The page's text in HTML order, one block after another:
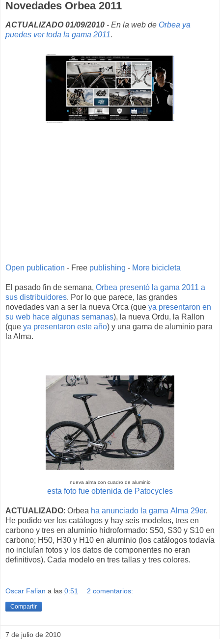
Novedades Orbea 2011
ACTUALIZADO 01/09/2010 - En la web de Orbea ya
puedes ver toda la gama 2011.
Open publication - Free publishing - More bicicleta
El pasado fin de semana, Orbea presentó la gama 2011 a
sus distribuidores. Por lo que parece, las grandes
novedades van a ser la nueva Orca (que ya presentaron en
su web hace algunas semanas), la nueva Ordu, la Rallon
(que ya presentaron este año) y una gama de aluminio para
la Alma.
nueva alma con cuadro de aluminio
esta foto fue obtenida de Patocycles
ACTUALIZADO: Orbea ha anunciado la gama Alma 29er.
He podido ver los catálogos y hay seis modelos, tres en
carbono y tres en aluminio hidroformado: S50, S30 y S10 en
carbono; H50, H30 y H10 en aluminio (los catálogos todavía
no incluían fotos y los datos de componentes no eran
definitivos). Cada modelo en tres tallas y tres colores.
Oscar Fafian a las 0:51 2 comentarios:
Compartir
7 de julio de 2010